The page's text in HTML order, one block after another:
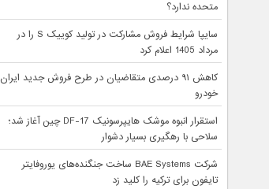
متحده ندارد؟
سایپا شرایط فروش مشارکت در تولید کوییک S را در
مرداد 1405 اعلام کرد
کاهش ۹۱ درصدی متقاضیان در طرح فروش جدید ایران
خودرو
استقرار انبوه موشک هایپرسونیک DF-17 چین آغاز شد؛
سلاحی با رهگیری بسیار دشوار
شرکت BAE Systems ساخت جنگنده‌های یوروفایتر
تایفون برای ترکیه را کلید زد